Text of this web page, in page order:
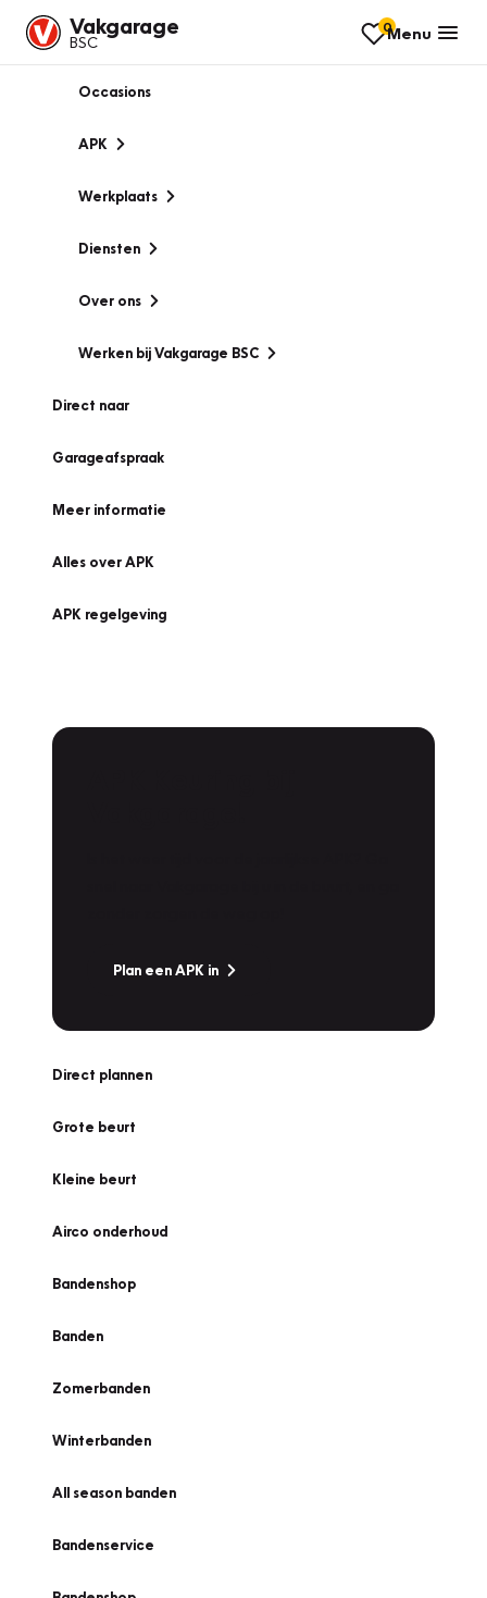
Vakgarage
BSC
0Menu
Occasions
APK
Werkplaats
Diensten
Over ons
Werken bij Vakgarage BSC
Direct naar
Garageafspraak
Meer informatie
Alles over APK
APK regelgeving
Plan een APK in
Direct plannen
Grote beurt
Kleine beurt
Airco onderhoud
Bandenshop
Banden
Zomerbanden
Winterbanden
All season banden
Bandenservice